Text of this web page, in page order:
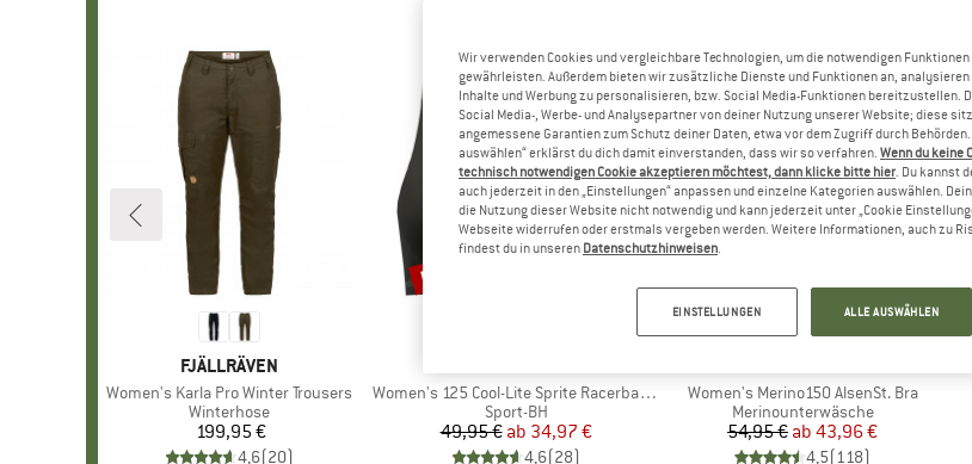
MARKE
FJÄLLRÄVEN
Artikel
Women's Karla Pro Winter Trousers
Produktgruppe
Winterhose
Preis
199,95 €
4,6(20)
Artikel
Women's 125 Cool-Lite Sprite Racerback Bra
Produktgruppe
Sport-BH
Preis
49,95 € reduzierter Preis
ab 34,97 €
4,6(28)
Rabatt
bis 30%
Artikel
Women's Merino150 AlsenSt. Bra
Produktgruppe
Merinounterwäsche
Preis
54,95 € reduzierter Preis
ab 43,96 €
4,5(118)
Wir verwenden Cookies und vergleichbare Technologien, um die notwendigen
gewährleisten. Außerdem bieten wir zusätzliche Dienste und Funktionen an,
Inhalte und Werbung zu personalisieren, bzw. Social Media-Funktionen bereitzustellen.
Social Media-, Werbe- und Analysepartner von deiner Nutzung unserer Website; diese
angemessene Garantien zum Schutz deiner Daten, etwa vor dem Zugriff durch
auswählen“ erklärst du dich damit einverstanden, dass wir so verfahren. Wenn du keine
technisch notwendigen Cookie akzeptieren möchtest, dann klicke bitte hier. Du kannst
auch jederzeit in den „Einstellungen“ anpassen und einzelne Kategorien auswählen.
die Nutzung dieser Website nicht notwendig und kann jederzeit unter „Cookie
Webseite widerrufen oder erstmals vergeben werden. Weitere Informationen, auch zu
findest du in unseren Datenschutzhinweisen.
EINSTELLUNGEN ALLE AUSWÄHLEN